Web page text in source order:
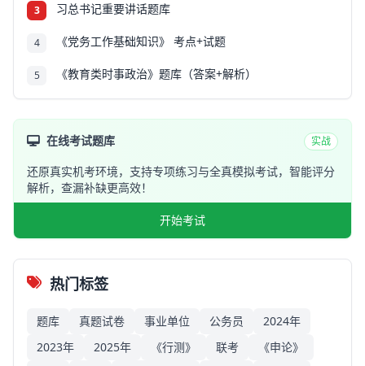
3 习总书记重要讲话题库
4 《党务工作基础知识》 考点+试题
5 《教育类时事政治》题库（答案+解析）
在线考试题库 实战
还原真实机考环境，支持专项练习与全真模拟考试，智能评分
解析，查漏补缺更高效！
开始考试
热门标签
题库 真题试卷 事业单位 公务员
2024年
2023年
2025年 《行测》 联考
《申论》